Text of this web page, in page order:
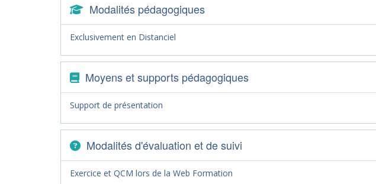
Modalités pédagogiques
Exclusivement en Distanciel
Moyens et supports pédagogiques
Support de présentation
Modalités d'évaluation et de suivi
Exercice et QCM lors de la Web Formation